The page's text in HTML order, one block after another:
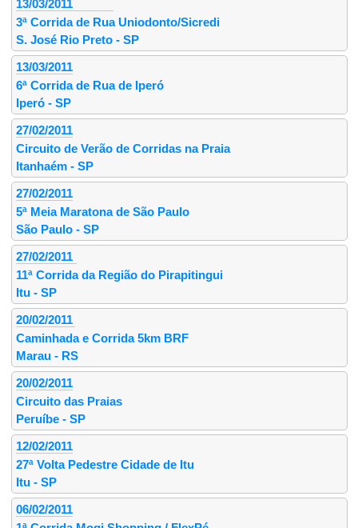
13/03/2011
3ª Corrida de Rua Uniodonto/Sicredi
S. José Rio Preto - SP
13/03/2011
6ª Corrida de Rua de Iperó
Iperó - SP
27/02/2011
Circuito de Verão de Corridas na Praia
Itanhaém - SP
27/02/2011
5ª Meia Maratona de São Paulo
São Paulo - SP
27/02/2011
11ª Corrida da Região do Pirapitingui
Itu - SP
20/02/2011
Caminhada e Corrida 5km BRF
Marau - RS
20/02/2011
Circuito das Praias
Peruíbe - SP
12/02/2011
27ª Volta Pedestre Cidade de Itu
Itu - SP
06/02/2011